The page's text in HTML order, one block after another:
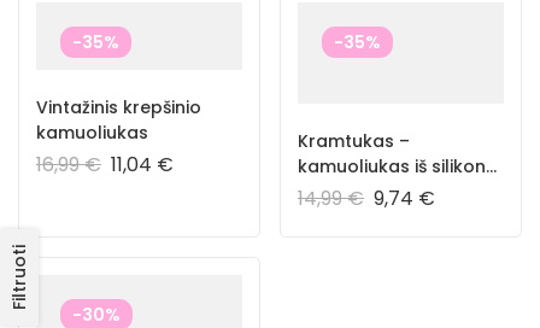
Filtruoti
-35%
Vintažinis krepšinio
kamuoliukas
16,99€ 11,04 €
-35%
Kramtukas –
kamuoliukas iš silikono
be BPA
14,99€ 9,74 €
-30%